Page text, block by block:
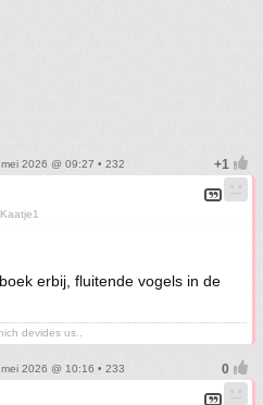
2026 @ 09:27 • 232
Kaatje1
erbij, fluitende vogels in de
devides us..
2026 @ 10:16 • 233